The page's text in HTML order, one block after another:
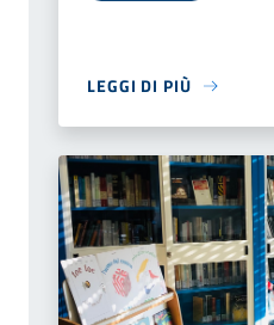
LEGGI DI PIÙ